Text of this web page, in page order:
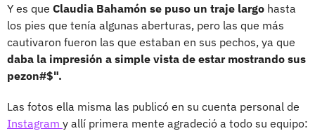
Y es que Claudia Bahamón se puso un traje largo hasta
los pies que tenía algunas aberturas, pero las que más
cautivaron fueron las que estaban en sus pechos, ya que
daba la impresión a simple vista de estar mostrando sus
pezon#$".
Las fotos ella misma las publicó en su cuenta personal de
Instagram y allí primera mente agradeció a todo su equipo: